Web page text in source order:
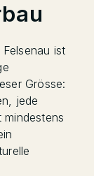
ist
Grösse:
jede